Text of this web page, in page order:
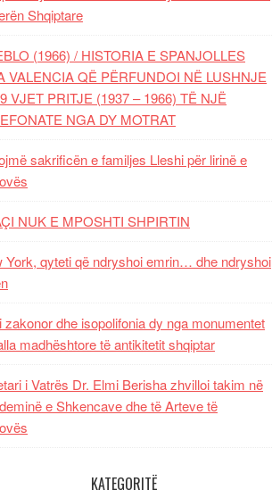
Shqiptare
(1966) / HISTORIA E SPANJOLLES
VALENCIA QË PËRFUNDOI NË LUSHNJE
VJET PRITJE (1937 – 1966) TË NJË
NGA DY MOTRAT
sakrificën e familjes Lleshi për lirinë e
NUK E MPOSHTI SHPIRTIN
York, qyteti që ndryshoi emrin… dhe ndryshoi
zakonor dhe isopolifonia dy nga monumentet
madhështore të antikitetit shqiptar
i Vatrës Dr. Elmi Berisha zhvilloi takim në
e Shkencave dhe të Arteve të
KATEGORITË